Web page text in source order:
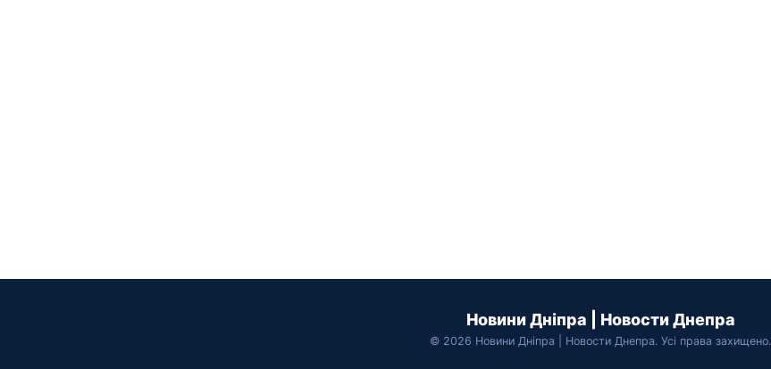
Новини Дніпра | Новости Днепра
© 2026 Новини Дніпра | Новости Днепра. Усі права захищено.